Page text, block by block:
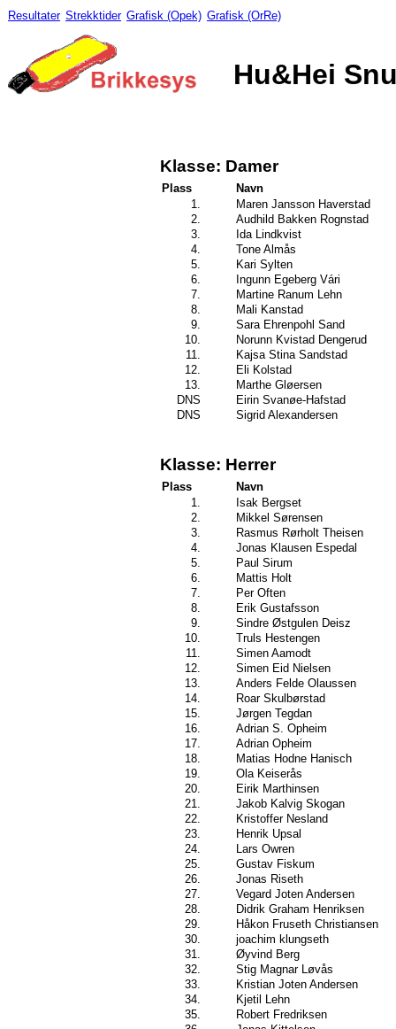
Resultater Strekktider Grafisk (Opek) Grafisk (OrRe)
Hu&Hei
Klasse: Damer
Plass
Navn
1.
Maren Jansson Haverstad
2.
Audhild Bakken Rognstad
3.
Ida Lindkvist
4.
Tone Almås
5.
Kari Sylten
6.
Ingunn Egeberg Vári
7.
Martine Ranum Lehn
8.
Mali Kanstad
9.
Sara Ehrenpohl Sand
10.
Norunn Kvistad Dengerud
11.
Kajsa Stina Sandstad
12.
Eli Kolstad
13.
Marthe Gløersen
DNS
Eirin Svanøe-Hafstad
DNS
Sigrid Alexandersen
Klasse: Herrer
Plass
Navn
1.
Isak Bergset
2.
Mikkel Sørensen
3.
Rasmus Rørholt Theisen
4.
Jonas Klausen Espedal
5.
Paul Sirum
6.
Mattis Holt
7.
Per Often
8.
Erik Gustafsson
9.
Sindre Østgulen Deisz
10.
Truls Hestengen
11.
Simen Aamodt
12.
Simen Eid Nielsen
13.
Anders Felde Olaussen
14.
Roar Skulbørstad
15.
Jørgen Tegdan
16.
Adrian S. Opheim
17.
Adrian Opheim
18.
Matias Hodne Hanisch
19.
Ola Keiserås
20.
Eirik Marthinsen
21.
Jakob Kalvig Skogan
22.
Kristoffer Nesland
23.
Henrik Upsal
24.
Lars Owren
25.
Gustav Fiskum
26.
Jonas Riseth
27.
Vegard Joten Andersen
28.
Didrik Graham Henriksen
29.
Håkon Fruseth Christiansen
30.
joachim klungseth
31.
Øyvind Berg
32.
Stig Magnar Løvås
33.
Kristian Joten Andersen
34.
Kjetil Lehn
35.
Robert Fredriksen